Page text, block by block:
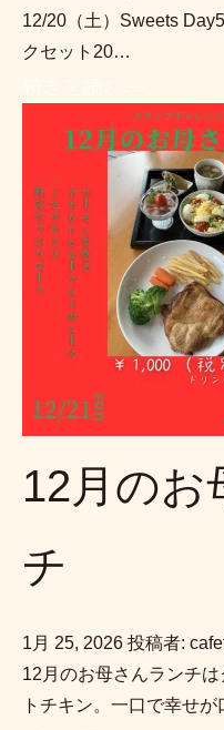
12/20（土）Sweets
クセット20…
12月のお
チ
1月 25, 2026 投稿者:
12月のお母さんランチ
トチキン。一口で幸せ